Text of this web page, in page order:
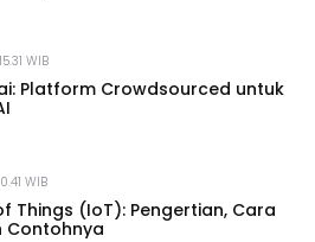
WIB
Platform Crowdsourced untuk
WIB
Things (IoT): Pengertian, Cara
Contohnya